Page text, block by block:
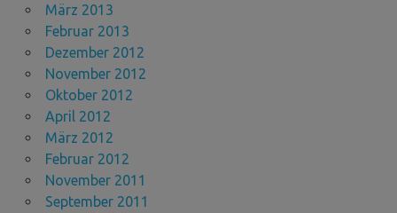
März 2013
Februar 2013
Dezember 2012
November 2012
Oktober 2012
April 2012
März 2012
Februar 2012
November 2011
September 2011